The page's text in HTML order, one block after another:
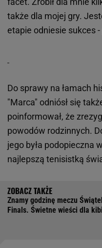
także dla mojej gry.
etapie odniesie sukces
Do sprawy na łamach
"Marca" odniósł się
poinformował, że
powodów rodzinnych.
jego była podopieczna
najlepszą tenisistką
Znamy godzinę meczu
Finals. Świetne wieści dla